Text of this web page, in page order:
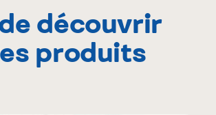
découvrir
produits